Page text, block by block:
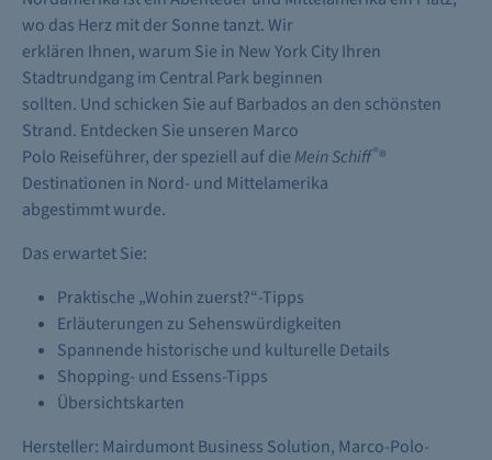
wo das Herz mit der Sonne tanzt. Wir
erklären Ihnen, warum Sie in New York City Ihren
Stadtrundgang im Central Park beginnen
sollten. Und schicken Sie auf Barbados an den schönsten
Strand. Entdecken Sie unseren Marco
Polo Reiseführer, der speziell auf die Mein Schiff®®
Destinationen in Nord- und Mittelamerika
abgestimmt wurde.
Das erwartet Sie:
Praktische „Wohin zuerst?“-Tipps
Erläuterungen zu Sehenswürdigkeiten
Spannende historische und kulturelle Details
Shopping- und Essens-Tipps
Übersichtskarten
Hersteller: Mairdumont Business Solution, Marco-Polo-